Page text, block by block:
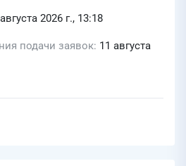
2026 г., 13:18
подачи заявок 11 августа